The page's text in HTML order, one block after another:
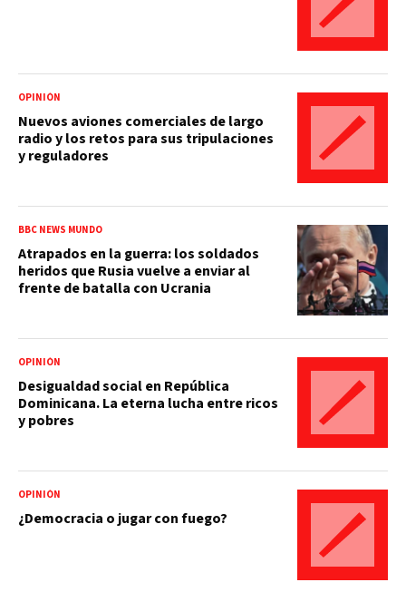
OPINIÓN
Nuevos aviones comerciales de largo
radio y los retos para sus tripulaciones
y reguladores
BBC NEWS MUNDO
Atrapados en la guerra: los soldados
heridos que Rusia vuelve a enviar al
frente de batalla con Ucrania
OPINIÓN
Desigualdad social en República
Dominicana. La eterna lucha entre ricos
y pobres
OPINIÓN
¿Democracia o jugar con fuego?